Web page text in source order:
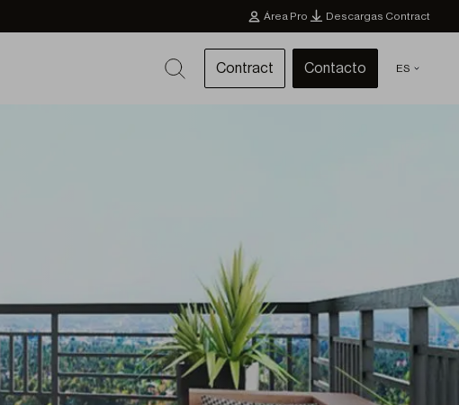
Área Pro Descargas Contract
Contract Contacto ES